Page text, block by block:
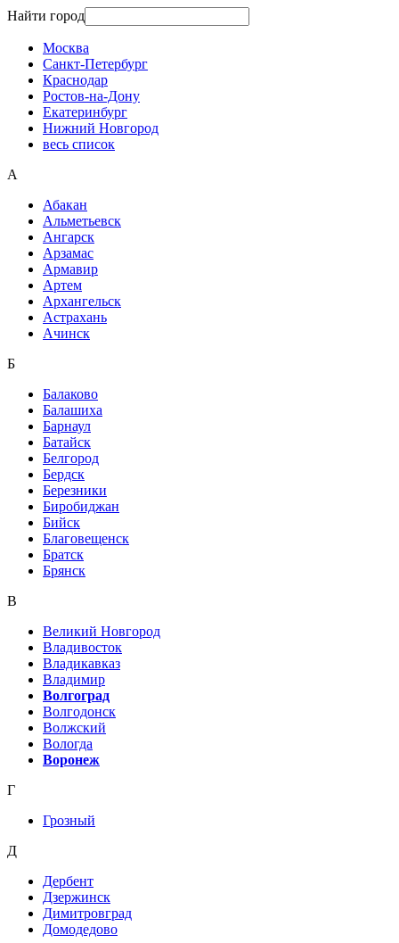
Найти город
Москва
Санкт-Петербург
Краснодар
Ростов-на-Дону
Екатеринбург
Нижний Новгород
весь список
А
Абакан
Альметьевск
Ангарск
Арзамас
Армавир
Артем
Архангельск
Астрахань
Ачинск
Б
Балаково
Балашиха
Барнаул
Батайск
Белгород
Бердск
Березники
Биробиджан
Бийск
Благовещенск
Братск
Брянск
В
Великий Новгород
Владивосток
Владикавказ
Владимир
Волгоград
Волгодонск
Волжский
Вологда
Воронеж
Г
Грозный
Д
Дербент
Дзержинск
Димитровград
Домодедово